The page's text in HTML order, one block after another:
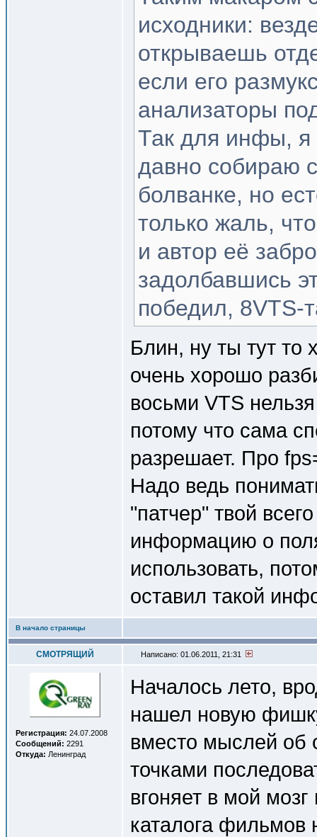
исходники:
открываешь
если его
анализаторы
Так для инфы, я
давно собираю
болванке, но
только жаль,
и автор её
задолбавшись
победил, 8VTS-
Блин, ну ты тут то
очень хорошо
восьми VTS
потому что сама
разрешает. Про
Надо ведь
"патчер" твой
информацию о
использовать,
оставил такой
В начало страницы
СМОТРЯЩИЙ Написано: 01.06.2011, 21:31
Регистрация: 24.07.2008
Сообщений: 2291
Откуда: Ленинград
Началось лето,
нашел новую
вместо мыслей об
точками
вгоняет в мой
каталога